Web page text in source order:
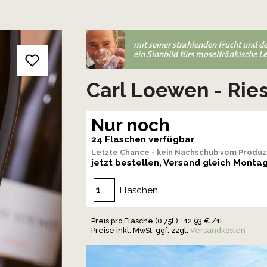
mit seiner strahlenden Frucht und
ein Sinnbild fürs moselfränkische
Carl Loewen -
Nur noch
24 Flaschen verfügbar
Letzte Chance - kein Nachschub vom
jetzt bestellen, Versand gleich
Flaschen
Preis pro Flasche (0.75L) = 12,93 € /1L
Preise inkl. MwSt. ggf. zzgl. Versandkosten